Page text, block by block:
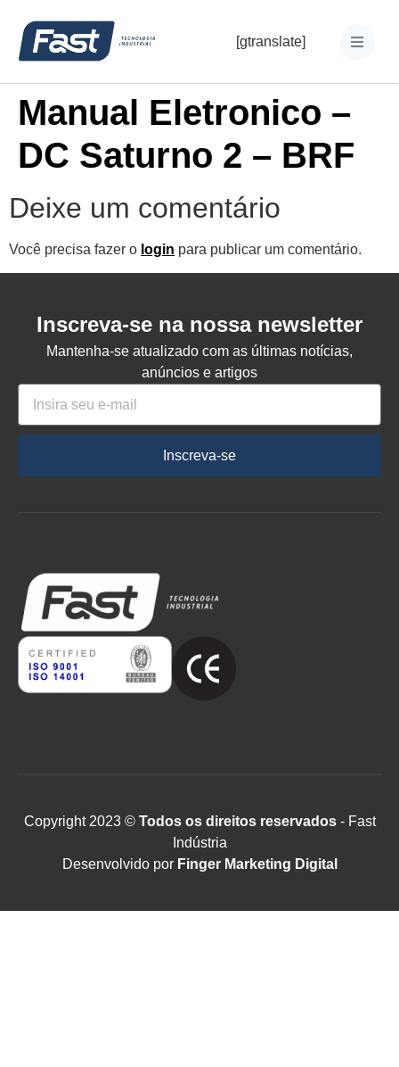
[gtranslate]
Manual Eletronico –
DC Saturno 2 – BRF
Deixe um comentário
Você precisa fazer o login para publicar um comentário.
Inscreva-se na nossa newsletter
Mantenha-se atualizado com as últimas notícias,
anúncios e artigos
Inscreva-se
Copyright 2023 ©Todos os direitos reservados- Fast
Indústria
Desenvolvido por Finger Marketing Digital